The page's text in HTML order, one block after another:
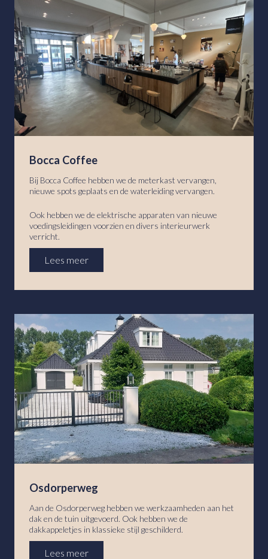
Bocca Coffee
Bij Bocca Coffee hebben we de meterkast vervangen,
nieuwe spots geplaats en de waterleiding vervangen.
Ook hebben we de elektrische apparaten van nieuwe
voedingsleidingen voorzien en divers interieurwerk
verricht.
Lees meer
Osdorperweg
Aan de Osdorperweg hebben we werkzaamheden aan het
dak en de tuin uitgevoerd. Ook hebben we de
dakkappeletjes in klassieke stijl geschilderd.
Lees meer